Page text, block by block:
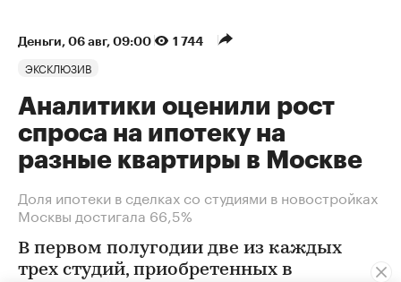
Деньги⁠, 06 авг, 09:00 1 744
ЭКСКЛЮЗИВ
Аналитики оценили рост
спроса на ипотеку на
разные квартиры в Москве
Доля ипотеки в сделках со студиями в новостройках
Москвы достигала 66,5%
В первом полугодии две из каждых
трех студий, приобретенных в